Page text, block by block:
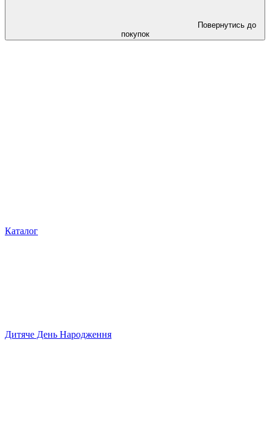
Повернутись до
покупок
Каталог
Дитяче День Народження